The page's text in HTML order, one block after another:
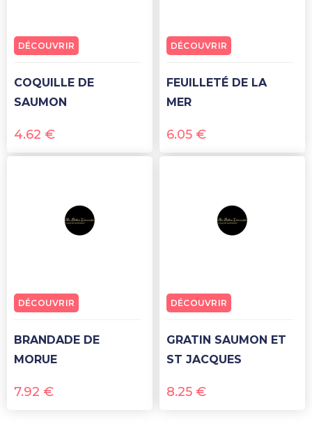
COQUILLE DE
SAUMON
4.62 €
DÉCOUVRIR
FEUILLETÉ DE LA
MER
6.05 €
DÉCOUVRIR
BRANDADE DE
MORUE
7.92 €
DÉCOUVRIR
GRATIN SAUMON ET
ST JACQUES
8.25 €
DÉCOUVRIR